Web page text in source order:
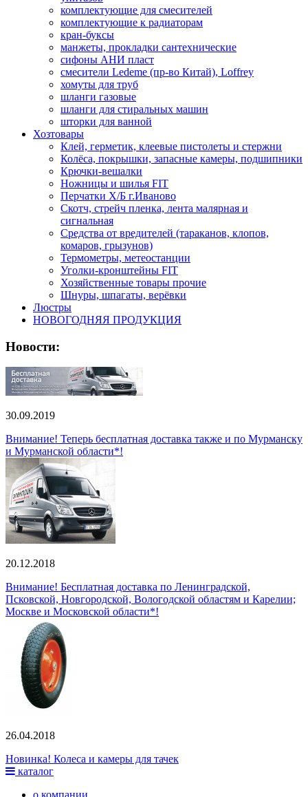
комплектующие для смесителей
комплектующие к радиаторам
кран-буксы
манжеты, прокладки сантехнические
сифоны АНИ пласт
смесители Ledeme (пр-во Китай), Loffrey
хомуты для труб
шланги газовые
шланги для стиральных машин
шторки для ванной
Хозтовары
Клей, герметик, клеевые пистолеты и стержни
Колёса, покрышки, запасные камеры, подшипники
Крючки-вешалки
Ножницы и шилья FIT
Перчатки Х/Б г.Иваново
Скотч, стрейч пленка, лента малярная и
сигнальная
Средства от вредителей (тараканов, клопов,
комаров, грызунов)
Термометры, метеостанции
Уголки-кронштейны FIT
Хозяйственные товары прочие
Шнуры, шпагаты, верёвки
Люстры
НОВОГОДНЯЯ ПРОДУКЦИЯ
Новости:
30.09.2019
Внимание! Теперь бесплатная доставка также и по Мурманску
и Мурманской области*!
20.12.2018
Внимание! Бесплатная доставка по Ленинградской,
Псковской, Новгородской, Вологодской областям и Карелии;
Москве и Московской области*!
26.04.2018
Новинка! Колеса и камеры для тачек
каталог